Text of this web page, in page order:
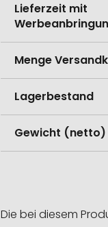
Lieferzeit mit
Menge
Lagerbestand
Gewicht (netto)
Die bei diesem